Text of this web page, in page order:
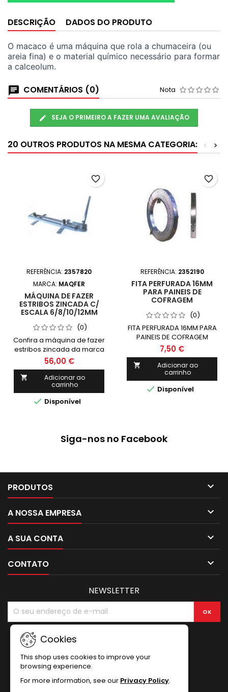
DESCRIÇÃO DADOS DO PRODUTO
O macaco é uma máquina que rola a chumaceira (ou
areia fina) e o material químico necessário para formar
a calceolum.
COMENTÁRIOS (0) Nota
SEJA O PRIMEIRO A FAZER UMA AVALIAÇÃO
20 OUTROS PRODUTOS NA MESMA CATEGORIA: >
<
REFERÊNCIA: 2357820
MARCA: MAQFER
MÁQUINA DE FAZER
ESTRIBOS ZINCADA C/
ESCALA 6/8/10/12MM
(0)
Confira a máquina de fazer
estribos zincada da marca
maqfer, com escalas de
6/8/10/12mm para
produção eficiente e
precisa de estribos. Ideal
para construção civil e
serralherias. Garanta já a
56,00 €

Adicionar ao
carrinho
 Disponível
favorite_border
REFERÊNCIA: 2352190
FITA PERFURADA 16MM
PARA PAINEIS DE
COFRAGEM
(0)
FITA PERFURADA 16MM PARA
PAINEIS DE COFRAGEM
7,50 €

Adicionar ao
carrinho
 Disponível
favorite_border
Siga-nos no Facebook
PRODUTOS 
A NOSSA EMPRESA 
A SUA CONTA 
CONTATO 
Cookies
This shop uses cookies to improve your
browsing experience.
For more information, see our Privacy Policy.
NEWSLETTER